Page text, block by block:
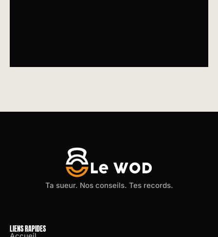
Ta sueur. Nos conseils. Tes records.
LIENS RAPIDES